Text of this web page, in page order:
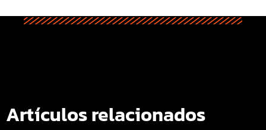
Artículos relacionados